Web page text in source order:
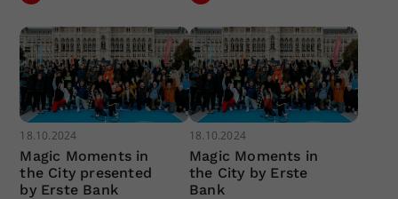
18.10.2024
Magic Moments in
the City presented
by Erste Bank
18.10.2024
Magic Moments in
the City by Erste
Bank